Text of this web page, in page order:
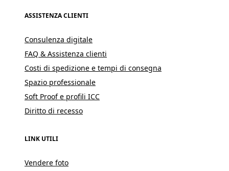
ASSISTENZA CLIENTI
Consulenza digitale
FAQ & Assistenza clienti
Costi di spedizione e tempi di consegna
Spazio professionale
Soft Proof e profili ICC
Diritto di recesso
LINK UTILI
Vendere foto